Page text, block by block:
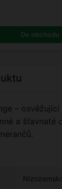
Do obchodu
–
a šťavnaté